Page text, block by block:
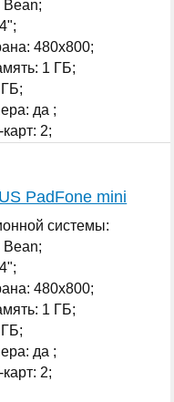
480x800;
1 ГБ;
да ;
2;
PadFone mini
системы:
480x800;
1 ГБ;
да ;
2;